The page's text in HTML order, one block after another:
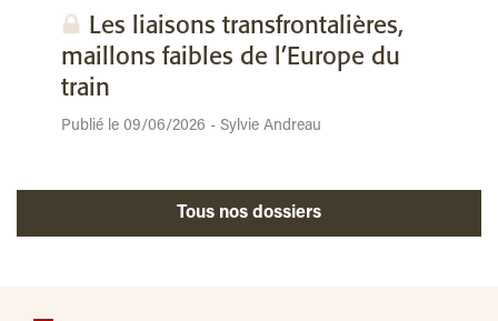
Les liaisons transfrontalières,
maillons faibles de l’Europe du
train
Publié le 09/06/2026 - Sylvie Andreau
Tous nos dossiers